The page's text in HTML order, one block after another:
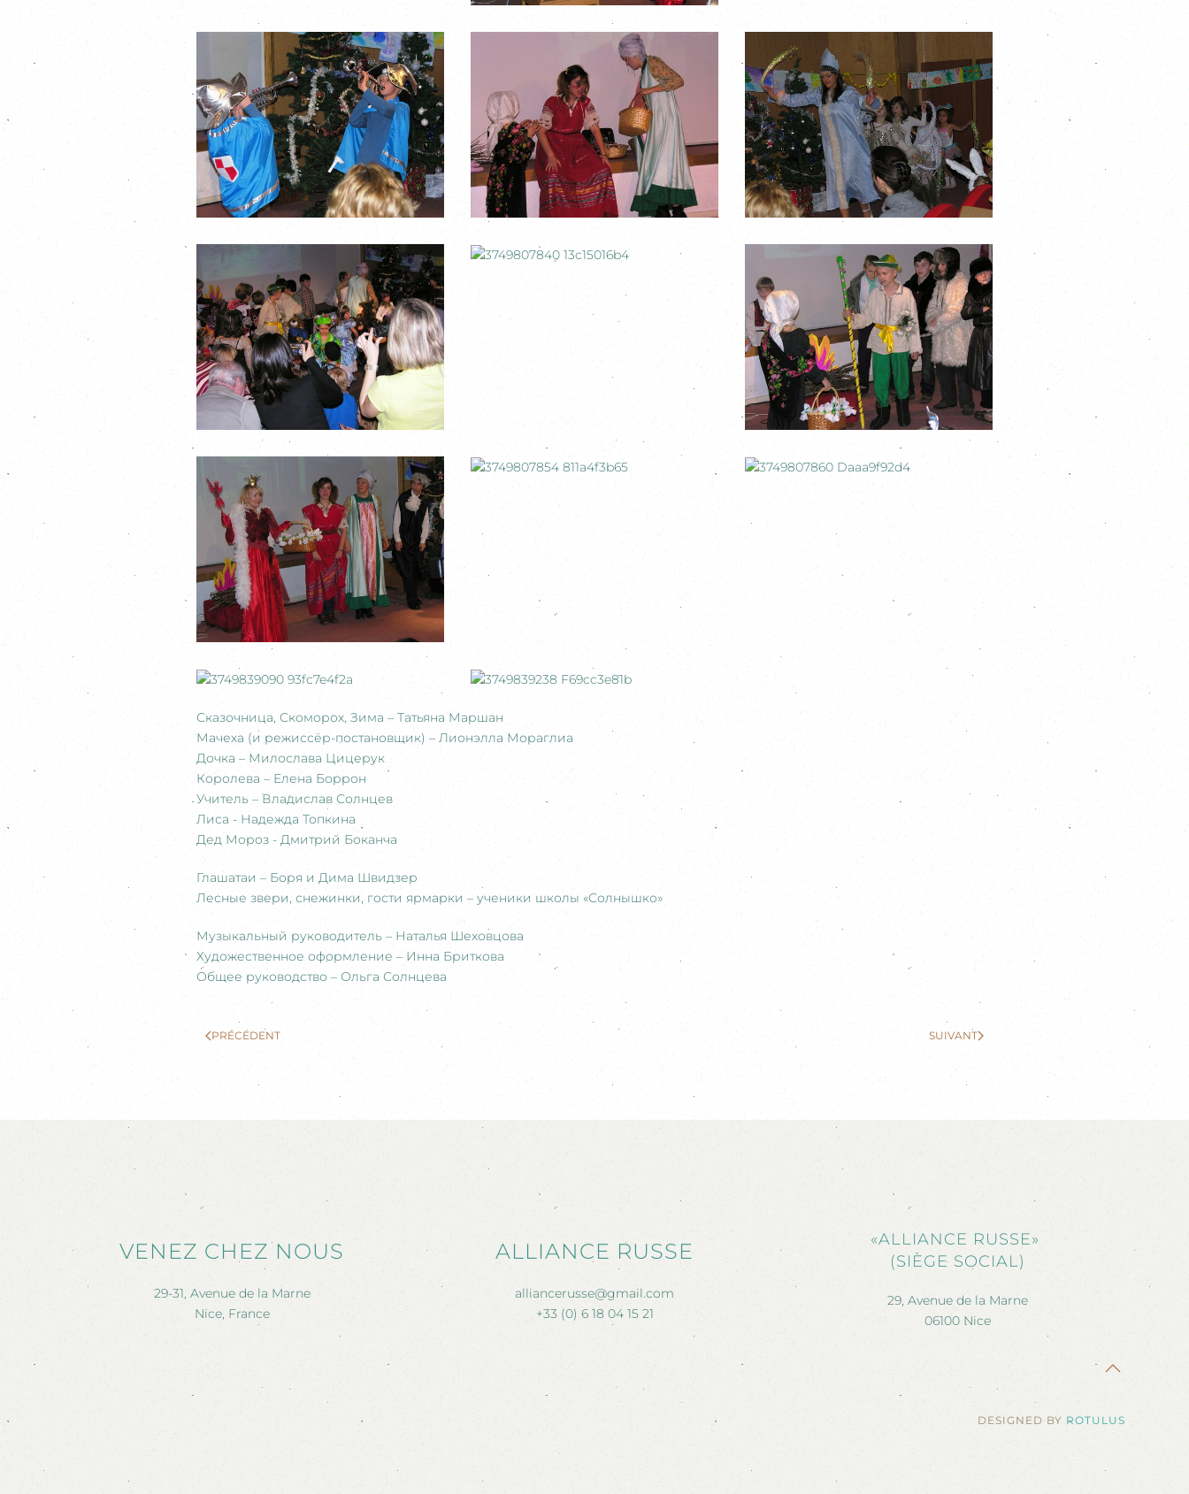
Сказочница, Скоморох, Зима – Татьяна Маршан
Мачеха (и режиссёр-постановщик) – Лионэлла Мораглиа
Дочка – Милослава Цицерук
Королева – Елена Боррон
Учитель – Владислав Солнцев
Лиса - Надежда Топкина
Дед Мороз - Дмитрий Боканча
Глашатаи – Боря и Дима Швидзер
Лесные звери, снежинки, гости ярмарки – ученики школы «Солнышко»
Музыкальный руководитель – Наталья Шеховцова
Художественное оформление – Инна Бриткова
Общее руководство – Ольга Солнцева
PRÉCÉDENT SUIVANT
VENEZ CHEZ NOUS
29-31, Avenue de la Marne
Nice, France
ALLIANCE RUSSE
alliancerusse@gmail.com
+33 (0) 6 18 04 15 21
«ALLIANCE RUSSE»
(SIÈGE SOCIAL)
29, Avenue de la Marne
06100 Nice
DESIGNED BY ROTULUS